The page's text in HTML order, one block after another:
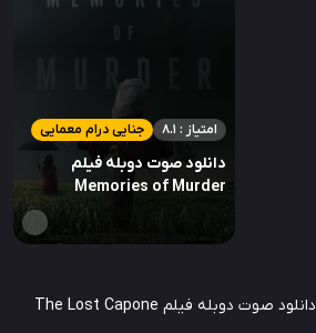
جنایی درام معمایی امتیاز : 8.1
دانلود صوت دوبله فیلم
Memories of Murder
دانلود صوت دوبله فیلم The Lost Capone